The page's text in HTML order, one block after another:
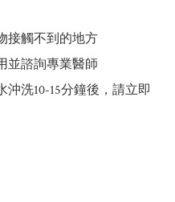
接觸不到的地方
並諮詢專業醫師
洗10-15分鐘後，請立即